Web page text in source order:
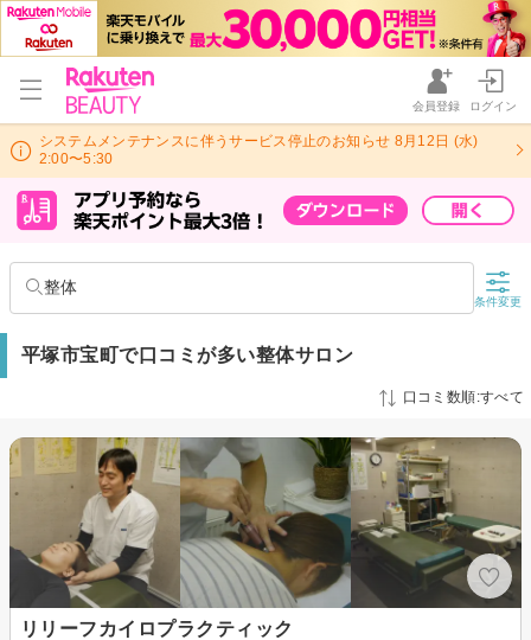
会員登録 ログイン
システムメンテナンスに伴うサービス停止のお知らせ 8月12日 (水)
2:00〜5:30
整体
条件変更
平塚市宝町で口コミが多い整体サロン
口コミ数順:すべて
リリーフカイロプラクティック